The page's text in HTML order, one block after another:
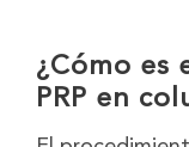
¿Cómo es
PRP en